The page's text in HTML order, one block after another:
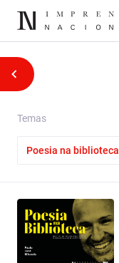
Temas
Poesia na biblioteca